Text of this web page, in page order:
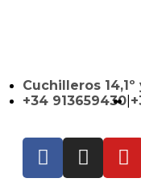
Cuchilleros 14,1º
+34 913659430